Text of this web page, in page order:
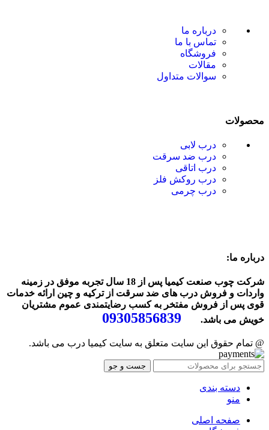
درباره ما
تماس با ما
فروشگاه
مقالات
سوالات متداول
محصولات
درب لابی
درب ضد سرقت
درب اتاقی
درب روکش فلز
درب چرمی
درباره ما:
شرکت چوب صنعت کیمیا پس از 18 سال تجربه موفق در زمینه
واردات و فروش درب های ضد سرقت از ترکیه و چین ارائه خدمات
قوی پس از فروش مفتخر به کسب رضایتمندی عموم مشتریان
خویش می باشد.
09305856839
@ تمام حقوق این سایت متعلق به سایت کیمیا درب می باشد.
جست و جو
دسته بندی
منو
صفحه اصلی